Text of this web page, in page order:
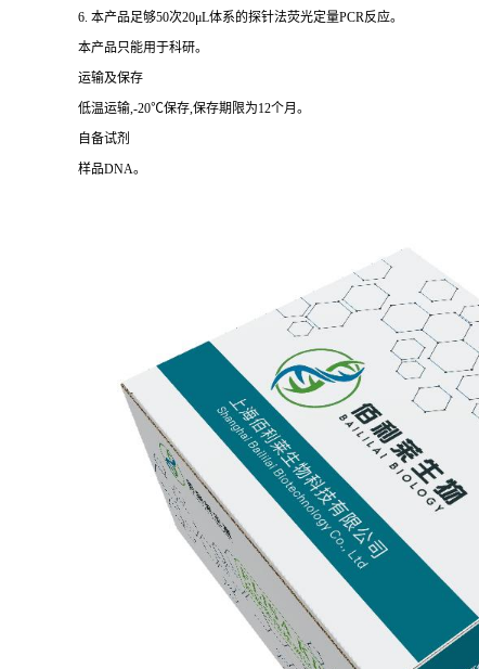
6. 本产品足够50次20μL体系的探针法荧光定量PCR反应。
本产品只能用于科研。
运输及保存
低温运输,-20℃保存,保存期限为12个月。
自备试剂
样品DNA。